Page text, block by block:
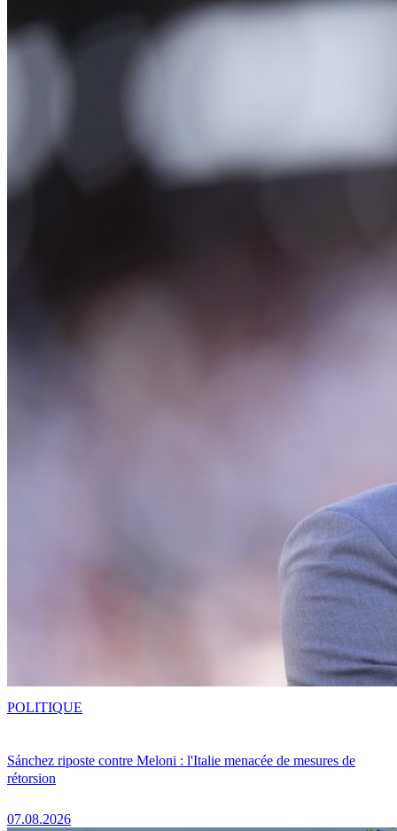
Sánchez riposte contre Meloni : l'Italie menacée de mesures de
rétorsion
07.08.2026
POLITIQUE